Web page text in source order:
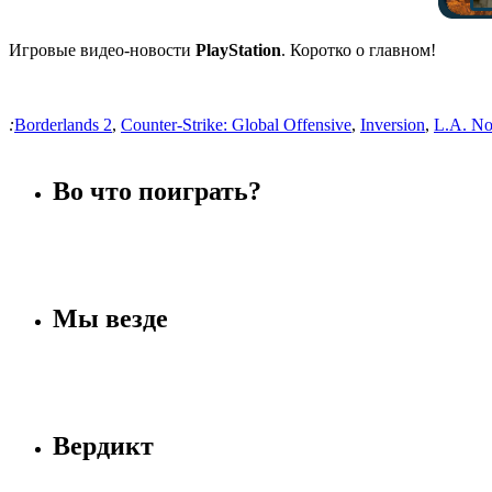
Игровые видео-новости PlayStation. Коротко о главном!
:Borderlands 2, Counter-Strike: Global Offensive, Inversion, L.A.
Во что поиграть?
Мы везде
Вердикт